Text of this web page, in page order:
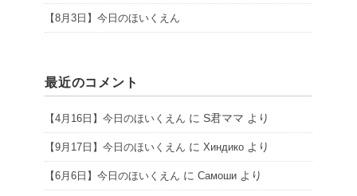
【8月3日】今日のほいくえん
最近のコメント
【4月16日】今日のほいくえん に S君ママ より
【9月17日】今日のほいくえん に Хиндико より
【6月6日】今日のほいくえん に Самоши より